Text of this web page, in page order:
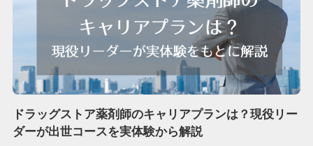
ドラッグストア薬剤師のキャリアプランは？現役リー
ダーが出世コースを実体験から解説